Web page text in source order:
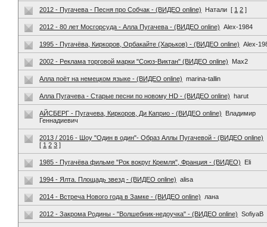
2012 - Пугачева - Песня про Собчак - (ВИДЕО online) Натали [ 1 2 ]
2012 - 80 лет Мосгорсуда - Алла Пугачева - (ВИДЕО online) Alex-1984
1995 - Пугачёва, Киркоров, Орбакайте (Харьков) - (ВИДЕО online) Alex-
2002 - Реклама торговой марки "Союз-Виктан" (ВИДЕО online) Max2
Алла поёт на немецком языке - (ВИДЕО online) marina-tallin
Алла Пугачева - Старые песни по новому HD - (ВИДЕО online) harut
АЙСБЕРГ - Пугачева, Киркоров, Ди Каприо - (ВИДЕО online)
Владимир
Геннадиевич
2013 / 2016 - Шоу "Один в один"- Образ Аллы Пугачевой - (ВИДЕО online)
[ 1 2 3 ]
1985 - Пугачёва фильме "Рок вокруг Кремля", Франция - (ВИДЕО) Eli
1994 - Ялта. Площадь звезд - (ВИДЕО online) alisa
2014 - Встреча Нового года в Замке - (ВИДЕО online) лана
2012 - Закрома Родины - "Волшебник-недоучка" - (ВИДЕО online) SofiyaB